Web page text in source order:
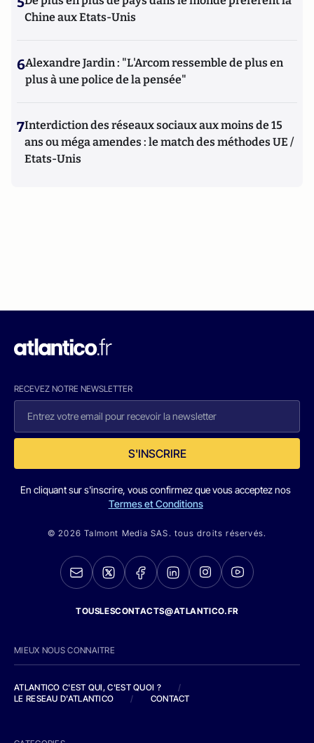
Chine aux Etats-Unis
6Alexandre Jardin : "L'Arcom ressemble de plus en
plus à une police de la pensée"
7Interdiction des réseaux sociaux aux moins de 15
ans ou méga amendes : le match des méthodes UE /
Etats-Unis
RECEVEZ NOTRE NEWSLETTER
S'INSCRIRE
En cliquant sur s'inscrire, vous confirmez que vous acceptez nos
Termes et Conditions
© 2026 Talmont Media SAS. tous droits réservés.
TOUSLESCONTACTS@ATLANTICO.FR
MIEUX NOUS CONNAITRE
ATLANTICO C'EST QUI, C'EST QUOI ?
/
LE RESEAU D'ATLANTICO
/ CONTACT